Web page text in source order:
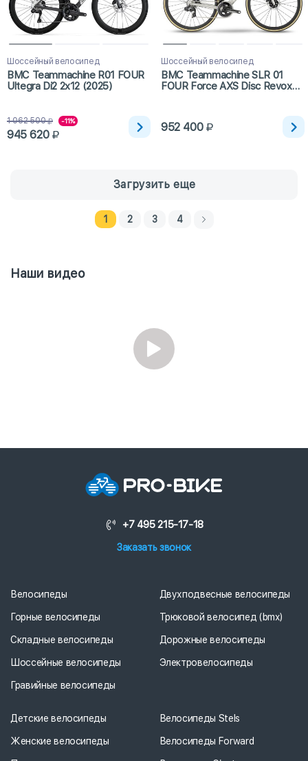
Шоссейный велосипед
BMC Teammachine R01 FOUR
Ultegra Di2 2x12 (2025)
1 062 500 -11%
945 620
Шоссейный велосипед
BMC Teammachine SLR 01
FOUR Force AXS Disc Revox
952 400
Загрузить еще
1 2 3 4
Наши видео
+7 495 215-17-18
Заказать звонок
Велосипеды
Горные велосипеды
Складные велосипеды
Шоссейные велосипеды
Гравийные велосипеды
Двухподвесные велосипеды
Трюковой велосипед (bmx)
Дорожные велосипеды
Электровелосипеды
Детские велосипеды
Женские велосипеды
Велосипеды Stels
Велосипеды Forward